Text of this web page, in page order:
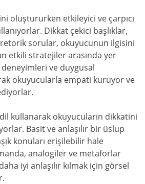
oluştururken etkileyici ve çarpıcı
Dikkat çekici başlıklar,
sorular, okuyucunun ilgisini
etkili stratejiler arasında yer
deneyimleri ve duygusal
okuyucularla empati kuruyor ve
kullanarak okuyucuların dikkatini
Basit ve anlaşılır bir üslup
konuları erişilebilir hale
analogiler ve metaforlar
iyi anlaşılır kılmak için görsel